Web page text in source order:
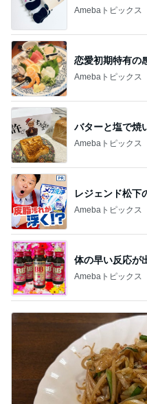
Amebaトピックス
恋愛初期特有の
Amebaトピックス
バターと塩で焼
Amebaトピックス
レジェンド松下
Amebaトピックス
体の早い反応が
Amebaトピックス